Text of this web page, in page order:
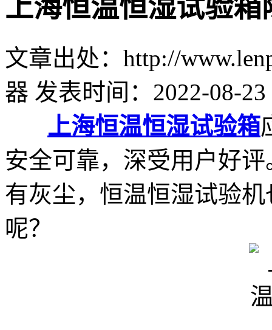
上海恒温恒湿试验箱
文章出处：http://
器 发表时间：2022-08-23
上海恒温恒湿试验箱
安全可靠，深受用户好
有灰尘，恒温恒湿试验
呢？